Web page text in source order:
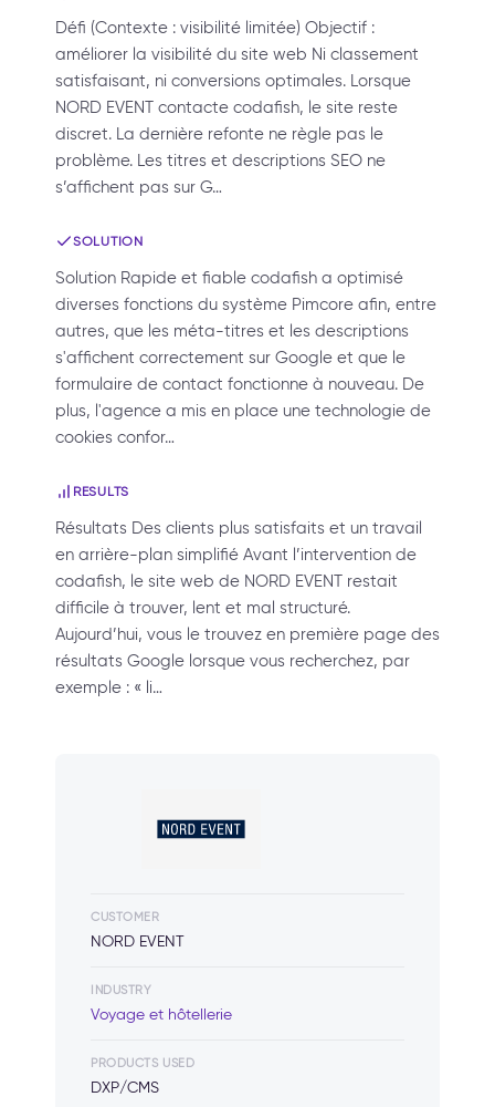
Défi (Contexte : visibilité limitée) Objectif :
améliorer la visibilité du site web Ni classement
satisfaisant, ni conversions optimales. Lorsque
NORD EVENT contacte codafish, le site reste
discret. La dernière refonte ne règle pas le
problème. Les titres et descriptions SEO ne
s’affichent pas sur G…
SOLUTION
Solution Rapide et fiable codafish a optimisé
diverses fonctions du système Pimcore afin, entre
autres, que les méta-titres et les descriptions
s'affichent correctement sur Google et que le
formulaire de contact fonctionne à nouveau. De
plus, l'agence a mis en place une technologie de
cookies confor…
RESULTS
Résultats Des clients plus satisfaits et un travail
en arrière-plan simplifié Avant l’intervention de
codafish, le site web de NORD EVENT restait
difficile à trouver, lent et mal structuré.
Aujourd’hui, vous le trouvez en première page des
résultats Google lorsque vous recherchez, par
exemple : « li…
CUSTOMER
NORD EVENT
INDUSTRY
Voyage et hôtellerie
PRODUCTS USED
DXP/CMS